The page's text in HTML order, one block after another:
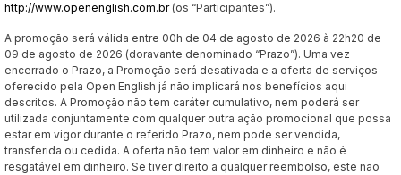
http://www.openenglish.com.br(os “Participantes”).
A promoção será válida entre 00h de 04 de agosto de 2026 à 22h20 de
09 de agosto de 2026 (doravante denominado “Prazo”). Uma vez
encerrado o Prazo, a Promoção será desativada e a oferta de serviços
oferecido pela Open English já não implicará nos benefícios aqui
descritos. A Promoção não tem caráter cumulativo, nem poderá ser
utilizada conjuntamente com qualquer outra ação promocional que possa
estar em vigor durante o referido Prazo, nem pode ser vendida,
transferida ou cedida. A oferta não tem valor em dinheiro e não é
resgatável em dinheiro. Se tiver direito a qualquer reembolso, este não